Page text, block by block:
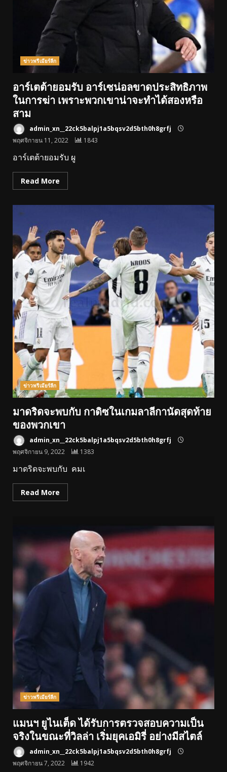
ข่าวพรีเมียร์ลีก
อาร์เตต้ายอมรับ อาร์เซน่อลขาดประสิทธิภาพ
ในการฆ่า เพราะพวกเขาน่าจะทำได้สองหรือ
สาม
admin_xn__22ck5balpj1a5bqsv2d5bth0h8grfj
พฤศจิกายน 11, 2022
1843
อาร์เตต้ายอมรับ ผู
Read More
ข่าวพรีเมียร์ลีก
มาดริดจะพบกับ กาดิซในเกมลาลีกานัดสุดท้าย
ของพวกเขา
admin_xn__22ck5balpj1a5bqsv2d5bth0h8grfj
พฤศจิกายน 9, 2022
1383
มาดริดจะพบกับ คมเ
Read More
ข่าวพรีเมียร์ลีก
แมนฯ ยูไนเต็ด ได้รับการตรวจสอบความเป็น
จริงในขณะที่วิลล่า เริ่มยุคเอมิรี่ อย่างมีสไตล์
admin_xn__22ck5balpj1a5bqsv2d5bth0h8grfj
พฤศจิกายน 7, 2022
1942